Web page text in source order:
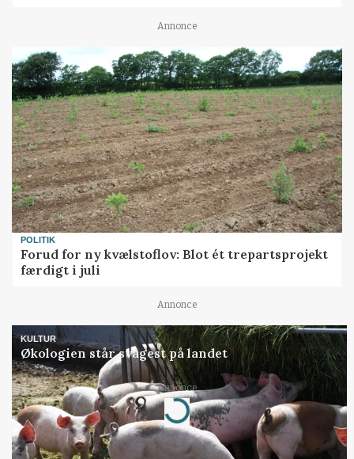
Annonce
POLITIK
Forud for ny kvælstoflov: Blot ét trepartsprojekt
færdigt i juli
Annonce
KULTUR
Økologien står svagest på landet
Annonce
Loading...